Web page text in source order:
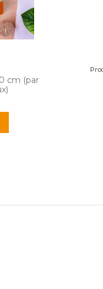
cm (par